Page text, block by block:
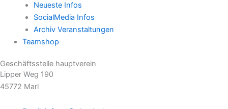
Neueste Infos
SocialMedia Infos
Archiv Veranstaltungen
Teamshop
Geschäftsstelle hauptverein
Lipper Weg 190
45772 Marl